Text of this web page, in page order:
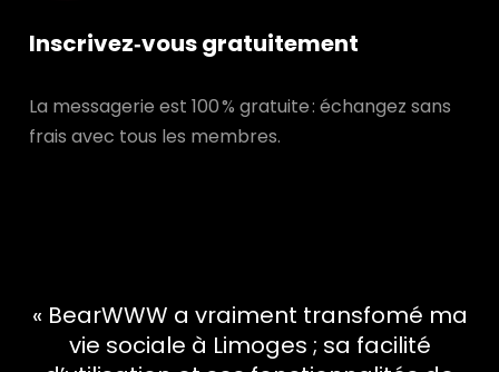
Inscrivez‑vous gratuitement
La messagerie est 100 % gratuite : échangez sans
frais avec tous les membres.
« BearWWW a vraiment transfomé ma
vie sociale à Limoges ; sa facilité